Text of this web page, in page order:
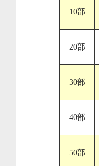
10部
20部
30部
40部
50部